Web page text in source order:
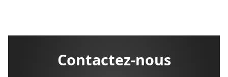
Contactez-nous